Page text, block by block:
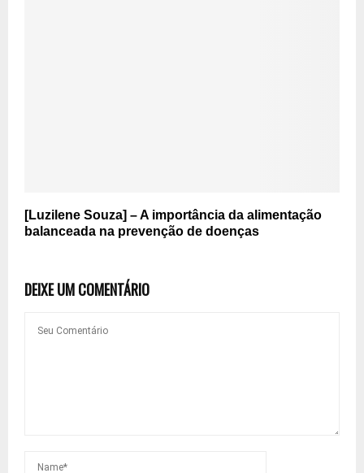
[Luzilene Souza] – A importância da alimentação
balanceada na prevenção de doenças
DEIXE UM COMENTÁRIO